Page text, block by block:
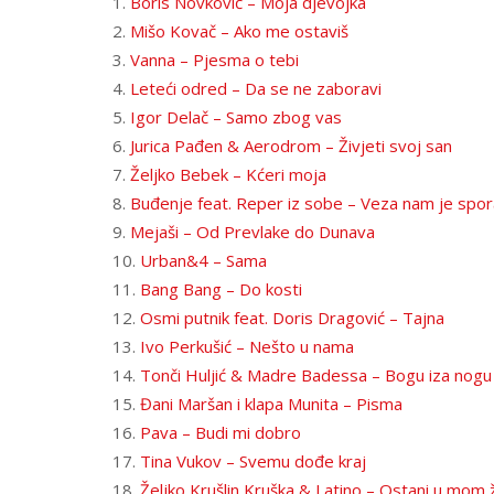
2. Mišo Kovač – Ako me ostaviš
3. Vanna – Pjesma o tebi
4. Leteći odred – Da se ne zaboravi
5. Igor Delač – Samo zbog vas
6. Jurica Pađen & Aerodrom – Živjeti svoj san
7. Željko Bebek – Kćeri moja
8. Buđenje feat. Reper iz sobe – Veza nam je
9. Mejaši – Od Prevlake do Dunava
10. Urban&4 – Sama
11. Bang Bang – Do kosti
12. Osmi putnik feat. Doris Dragović – Tajna
13. Ivo Perkušić – Nešto u nama
14. Tonči Huljić & Madre Badessa – Bogu iza nogu
15. Đani Maršan i klapa Munita – Pisma
16. Pava – Budi mi dobro
17. Tina Vukov – Svemu dođe kraj
18. Željko Krušlin Kruška & Latino – Ostani u mom